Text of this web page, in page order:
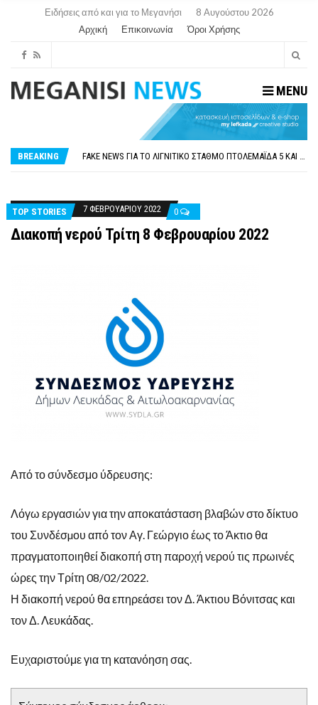
Ειδήσεις από και για το Μεγανήσι
8 Αυγούστου 2026
Αρχική
Επικοινωνία Όροι Χρήσης
MENU
BREAKING
ΠΑΡΑΙΤΉΘΗΚΕ Η ΑΝΤΙΔΉΜΑΡΧΟΣ ΠΟΛΙΤΙΣΜΟΎ ΜΕΓΑΝΗΣΊΟΥ Κ . ΕΥΑΓΓΕΛΊΑ ΜΕΛΆ. Η ΕΠΙΣΤΟΛΉ ΤΗΣ ΠΑΡΑΊΤΗΣΗΣ
FAKE NEWS ΓΙΑ ΤΟ ΛΙΓΝΙΤΙΚΌ ΣΤΑΘΜΌ ΠΤΟΛΕΜΑΪ́ΔΑ 5 ΚΑΙ ΤΗΝ ΕΝΕΡΓΕΙΑΚΉ ΑΣΦΆΛΕΙΑ ΤΗΣ ΧΏΡΑΣ
TOP STORIES
7 ΦΕΒΡΟΥΑΡΊΟΥ 2022 0
Διακοπή νερού Τρίτη 8 Φεβρουαρίου 2022
Από το σύνδεσμο ύδρευσης:
Λόγω εργασιών για την αποκατάσταση βλαβών στο δίκτυο
του Συνδέσµου από τον Αγ. Γεώργιο έως το Άκτιο θα
πραγματοποιηθεί διακοπή στη παροχή νερού τις πρωινές
ώρες την Τρίτη 08/02/2022.
Η διακοπή νερού θα επηρεάσει τον Δ. Άκτιου Βόνιτσας και
τον Δ. Λευκάδας.
Ευχαριστούμε για τη κατανόηση σας.